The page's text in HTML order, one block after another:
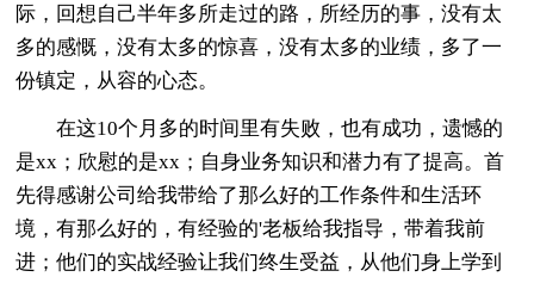
际，回想自己半年多所走过的路，所经历的事，没有太
多的感慨，没有太多的惊喜，没有太多的业绩，多了一
份镇定，从容的心态。
在这10个月多的时间里有失败，也有成功，遗憾的
是xx；欣慰的是xx；自身业务知识和潜力有了提高。首
先得感谢公司给我带给了那么好的工作条件和生活环
境，有那么好的，有经验的'老板给我指导，带着我前
进；他们的实战经验让我们终生受益，从他们身上学到